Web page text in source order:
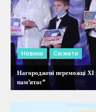
в
Новини Сюжети
Нагороджені переможці
пам’ятає”